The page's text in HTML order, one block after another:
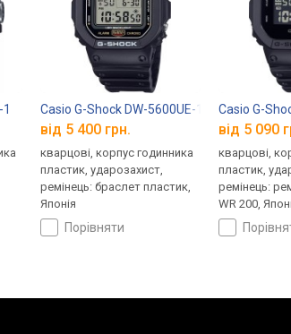
Casio G-Shock DW-5600UE-1
від 5 400 грн.
кварцові, корпус годинника
пластик, ударозахист,
ремінець: браслет пластик,
Японія
порівняти
Casio G-
від 5 090
кварцові,
пластик,
ремінець:
WR 200,